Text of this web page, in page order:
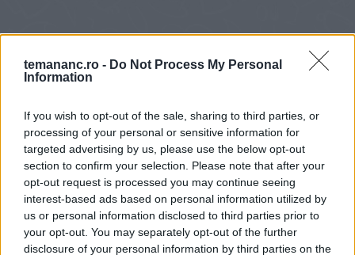
temananc.ro - Do Not Process My Personal
Information
If you wish to opt-out of the sale, sharing to third parties, or
processing of your personal or sensitive information for
targeted advertising by us, please use the below opt-out
section to confirm your selection. Please note that after your
opt-out request is processed you may continue seeing
interest-based ads based on personal information utilized by
us or personal information disclosed to third parties prior to
your opt-out. You may separately opt-out of the further
disclosure of your personal information by third parties on the